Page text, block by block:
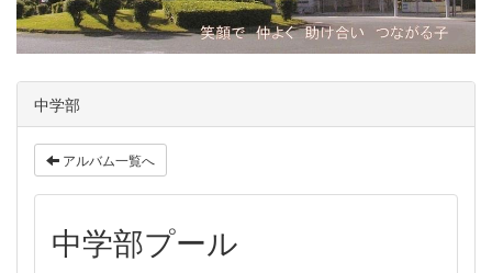
中学部
アルバム一覧へ
中学部プール